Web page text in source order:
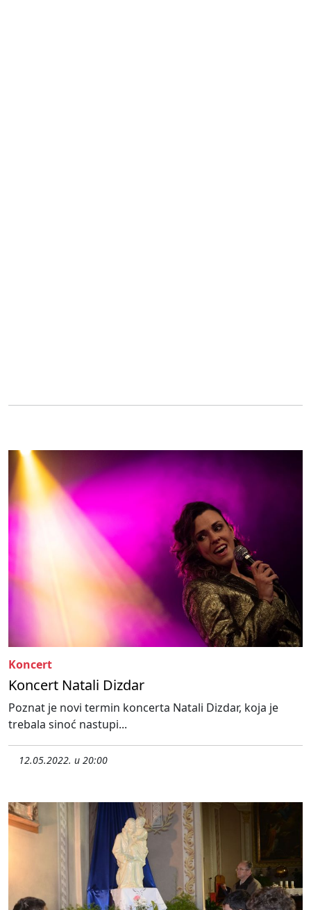
Koncert
Koncert Natali Dizdar
Poznat je novi termin koncerta Natali Dizdar, koja je
trebala sinoć nastupi...
12.05.2022. u 20:00